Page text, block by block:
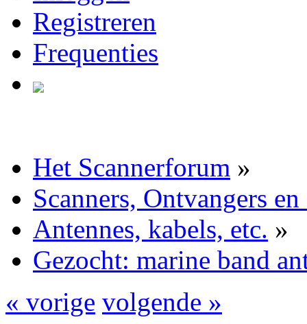
Registreren
Frequenties
Het Scannerforum »
Scanners, Ontvangers
Antennes, kabels, etc. »
Gezocht: marine band
« vorige volgende »